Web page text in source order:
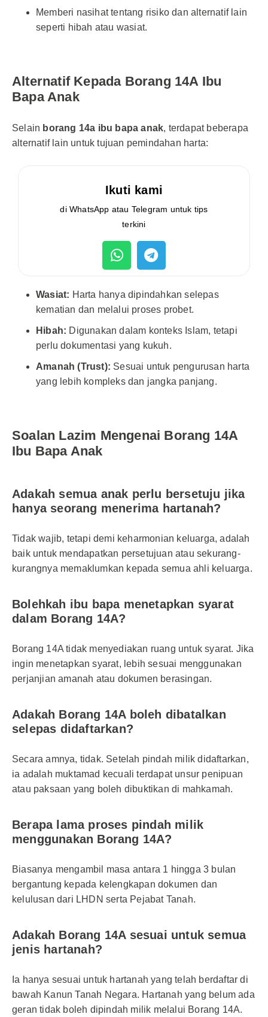
Memberi nasihat tentang risiko dan alternatif lain
seperti hibah atau wasiat.
Alternatif Kepada Borang 14A Ibu
Bapa Anak
Selain borang 14a ibu bapa anak, terdapat beberapa
alternatif lain untuk tujuan pemindahan harta:
Ikuti kami
di WhatsApp atau Telegram untuk tips
terkini
Wasiat: Harta hanya dipindahkan selepas
kematian dan melalui proses probet.
Hibah: Digunakan dalam konteks Islam, tetapi
perlu dokumentasi yang kukuh.
Amanah (Trust): Sesuai untuk pengurusan harta
yang lebih kompleks dan jangka panjang.
Soalan Lazim Mengenai Borang 14A
Ibu Bapa Anak
Adakah semua anak perlu bersetuju jika
hanya seorang menerima hartanah?
Tidak wajib, tetapi demi keharmonian keluarga, adalah
baik untuk mendapatkan persetujuan atau sekurang-
kurangnya memaklumkan kepada semua ahli keluarga.
Bolehkah ibu bapa menetapkan syarat
dalam Borang 14A?
Borang 14A tidak menyediakan ruang untuk syarat. Jika
ingin menetapkan syarat, lebih sesuai menggunakan
perjanjian amanah atau dokumen berasingan.
Adakah Borang 14A boleh dibatalkan
selepas didaftarkan?
Secara amnya, tidak. Setelah pindah milik didaftarkan,
ia adalah muktamad kecuali terdapat unsur penipuan
atau paksaan yang boleh dibuktikan di mahkamah.
Berapa lama proses pindah milik
menggunakan Borang 14A?
Biasanya mengambil masa antara 1 hingga 3 bulan
bergantung kepada kelengkapan dokumen dan
kelulusan dari LHDN serta Pejabat Tanah.
Adakah Borang 14A sesuai untuk semua
jenis hartanah?
Ia hanya sesuai untuk hartanah yang telah berdaftar di
bawah Kanun Tanah Negara. Hartanah yang belum ada
geran tidak boleh dipindah milik melalui Borang 14A.